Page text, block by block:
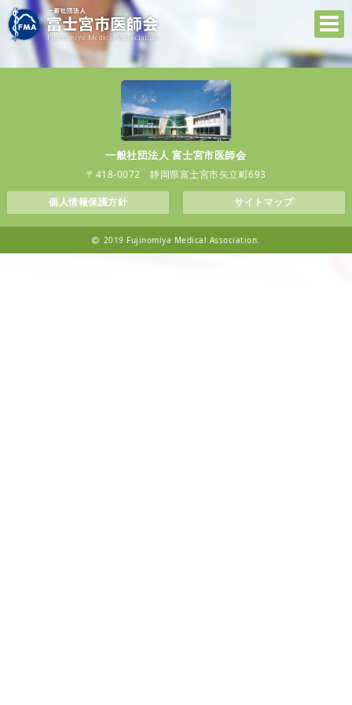
一般社団法人 富士宮市医師会
〒418-0072 静岡県富士宮市矢立町693
個人情報保護方針 サイトマップ
2019 Fujinomiya Medical Association.